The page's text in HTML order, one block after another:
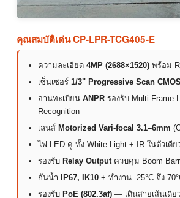
คุณสมบัติเด่น CP-LPR-TCG405-E
ความละเอียด 4MP (2688×1520) พร้อม
เซ็นเซอร์ 1/3" Progressive Scan CMOS
อ่านทะเบียน ANPR รองรับ Multi-Frame
Recognition
เลนส์ Motorized Vari-focal 3.1–6mm
ไฟ LED คู่ ทั้ง White Light + IR ในตัวเดีย
รองรับ Relay Outputควบคุม Boom
กันน้ำ
IP67, IK10 + ทำงาน -25°C ถึง
รองรับ PoE (802.3af) — เดินสายเส้นเดีย